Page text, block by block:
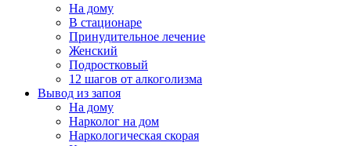
На дому
В стационаре
Принудительное лечение
Женский
Подростковый
12 шагов от алкоголизма
Вывод из запоя
На дому
Нарколог на дом
Наркологическая скорая